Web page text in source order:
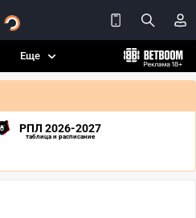
Еще
РПЛ 2026-2027
таблица и расписание